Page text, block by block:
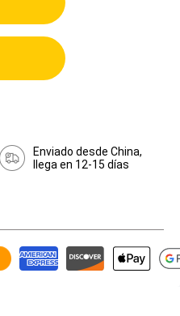
Enviado desde China,
llega en 12-15 días